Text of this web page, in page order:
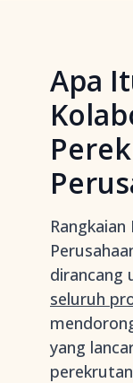
Apa
dirancang
seluruh
yang